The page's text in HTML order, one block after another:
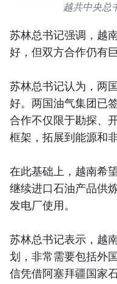
越共中央总
苏林总书记强调，越
好，但双方合作仍有
苏林总书记认为，两
好。两国油气集团已
合作不仅限于勘探、
框架，拓展到能源和
在此基础上，越南希
继续进口石油产品供
发电厂使用。
苏林总书记表示，越
划，非常需要包括外
信凭借阿塞拜疆国家